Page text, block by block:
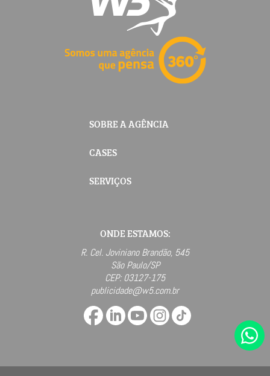
SOBRE A AGÊNCIA
CASES
SERVIÇOS
ONDE ESTAMOS:
R. Cel. Joviniano Brandão, 545
São Paulo/SP
CEP: 03127-175
publicidade@w5.com.br